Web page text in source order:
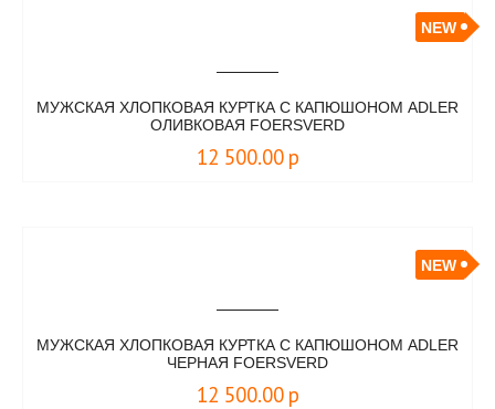
NEW
МУЖСКАЯ ХЛОПКОВАЯ КУРТКА С КАПЮШОНОМ ADLER
ОЛИВКОВАЯ FOERSVERD
12 500.00 р
NEW
МУЖСКАЯ ХЛОПКОВАЯ КУРТКА С КАПЮШОНОМ ADLER
ЧЕРНАЯ FOERSVERD
12 500.00 р